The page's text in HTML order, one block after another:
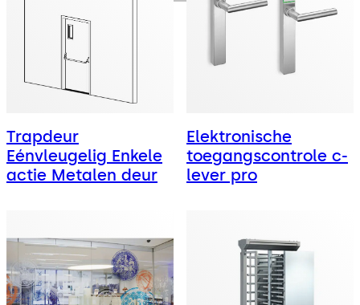
Trapdeur
Eénvleugelig Enkele
actie Metalen deur
Elektronische
toegangscontrole c-
lever pro